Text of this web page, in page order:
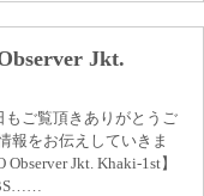
Jkt.
もご覧頂きありがとうご
報をお伝えしていきま
Jkt. Khaki-1st】